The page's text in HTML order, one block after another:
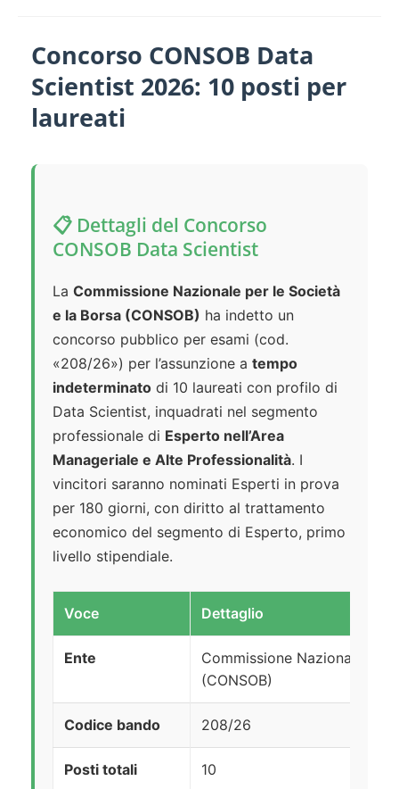
Concorso CONSOB Data
Scientist 2026: 10 posti per
laureati
📋 Dettagli del Concorso
CONSOB Data Scientist
La Commissione Nazionale per le Società
e la Borsa (CONSOB) ha indetto un
concorso pubblico per esami (cod.
«208/26») per l’assunzione a tempo
indeterminato di 10 laureati con profilo di
Data Scientist, inquadrati nel segmento
professionale di Esperto nell’Area
Manageriale e Alte Professionalità. I
vincitori saranno nominati Esperti in prova
per 180 giorni, con diritto al trattamento
economico del segmento di Esperto, primo
livello stipendiale.
Voce Dettaglio
Ente
Commissione Nazionale per
(CONSOB)
Codice bando 208/26
Posti totali 10